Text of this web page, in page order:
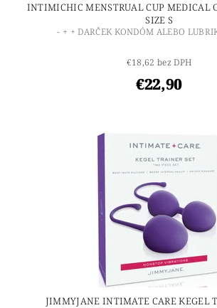
INTIMICHIC MENSTRUAL CUP MEDICAL
SIZE S
- + + DARČEK KONDÓM ALEBO
€18,62 bez DPH
€22,90
JIMMYJANE INTIMATE CARE KEGEL